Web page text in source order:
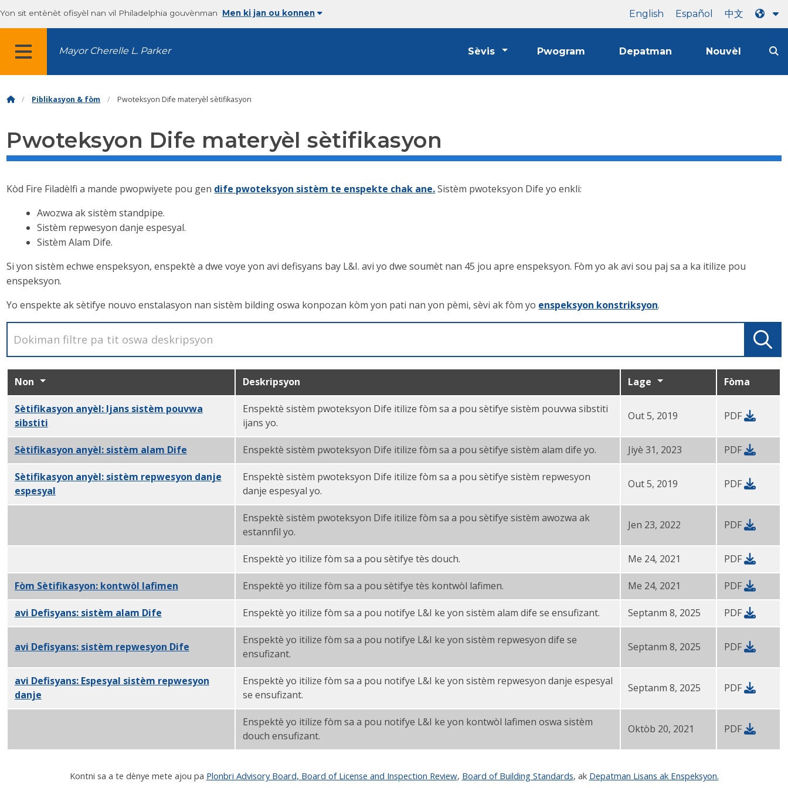
Yon sit entènèt ofisyèl nan vil Philadelphia gouvènman Men ki jan ou konnen English Español 中文
MENU
Mayor Cherelle L. Parker Sèvis Pwogram Depatman Nouvèl
Piblikasyon & fòm Pwoteksyon Dife materyèl sètifikasyon
Pwoteksyon Dife materyèl sètifikasyon
Kòd Fire Filadèlfi a mande pwopwiyete pou gen dife pwoteksyon sistèm te enspekte chak ane.Sistèm pwoteksyon Dife yo enkli:
Awozwa ak sistèm standpipe.
Sistèm repwesyon danje espesyal.
Sistèm Alam Dife.
Si yon sistèm echwe enspeksyon, enspektè a dwe voye yon avi defisyans bay L&I. avi yo dwe soumèt nan 45 jou apre enspeksyon. Fòm yo ak avi sou paj sa a ka itilize pou
enspeksyon.
Yo enspekte ak sètifye nouvo enstalasyon nan sistèm bilding oswa konpozan kòm yon pati nan yon pèmi, sèvi ak fòm yo enspeksyon konstriksyon.
Non Deskripsyon Lage Fòma
Sètifikasyon anyèl: Ijans sistèm pouvwa
sibstiti
Enspektè sistèm pwoteksyon Dife itilize fòm sa a pou sètifye sistèm pouvwa sibstiti
ijans yo.
Out 5, 2019 PDF
Sètifikasyon anyèl: sistèm alam Dife Enspektè sistèm pwoteksyon Dife itilize fòm sa a pou sètifye sistèm alam dife yo. Jiyè 31, 2023 PDF
Sètifikasyon anyèl: sistèm repwesyon danje
espesyal
Enspektè sistèm pwoteksyon Dife itilize fòm sa a pou sètifye sistèm repwesyon
danje espesyal yo.
Out 5, 2019 PDF
Sètifikasyon anyèl: sistèm awozwa ak standpipe PDF
Enspektè sistèm pwoteksyon Dife itilize fòm sa a pou sètifye sistèm awozwa ak
estannfil yo.
Jen 23, 2022 PDF
Enspektè yo itilize fòm sa a pou sètifye tès douch. Me 24, 2021 PDF
Fòm Sètifikasyon: kontwòl lafimen Enspektè yo itilize fòm sa a pou sètifye tès kontwòl lafimen. Me 24, 2021 PDF
avi Defisyans: sistèm alam Dife Enspektè yo itilize fòm sa a pou notifye L&I ke yon sistèm alam dife se ensufizant. Septanm 8, 2025 PDF
avi Defisyans: sistèm repwesyon Dife
Enspektè yo itilize fòm sa a pou notifye L&I ke yon sistèm repwesyon dife se
ensufizant.
Septanm 8, 2025 PDF
avi Defisyans: Espesyal sistèm repwesyon
danje
Enspektè yo itilize fòm sa a pou notifye L&I ke yon sistèm repwesyon danje espesyal
se ensufizant.
Septanm 8, 2025 PDF
Enspektè yo itilize fòm sa a pou notifye L&I ke yon kontwòl lafimen oswa sistèm
douch ensufizant.
Oktòb 20, 2021 PDF
Kontni sa a te dènye mete ajou pa Plonbri Advisory Board, Board of License and Inspection Review, Board of Building Standards, ak Depatman Lisans ak Enspeksyon.